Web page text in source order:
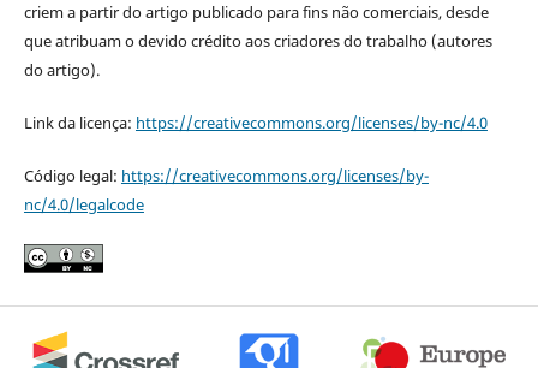
criem a partir do artigo publicado para fins não comerciais, desde
que atribuam o devido crédito aos criadores do trabalho (autores
do artigo).
Link da licença: https://creativecommons.org/licenses/by-nc/4.0
Código legal: https://creativecommons.org/licenses/by-
nc/4.0/legalcode